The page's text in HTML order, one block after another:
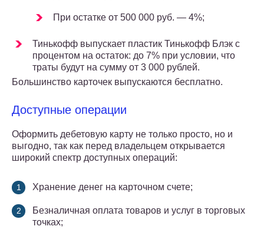
При остатке от 500 000 руб. — 4%;
Тинькофф выпускает пластик Тинькофф Блэк с
процентом на остаток: до 7% при условии, что
траты будут на сумму от 3 000 рублей.
Большинство карточек выпускаются бесплатно.
Доступные операции
Оформить дебетовую карту не только просто, но и
выгодно, так как перед владельцем открывается
широкий спектр доступных операций:
Хранение денег на карточном счете;
Безналичная оплата товаров и услуг в торговых
точках;